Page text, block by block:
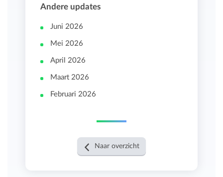
Andere updates
Juni 2026
Mei 2026
April 2026
Maart 2026
Februari 2026
Naar overzicht